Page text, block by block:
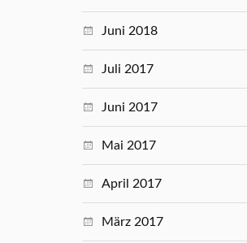
Juni 2018
Juli 2017
Juni 2017
Mai 2017
April 2017
März 2017